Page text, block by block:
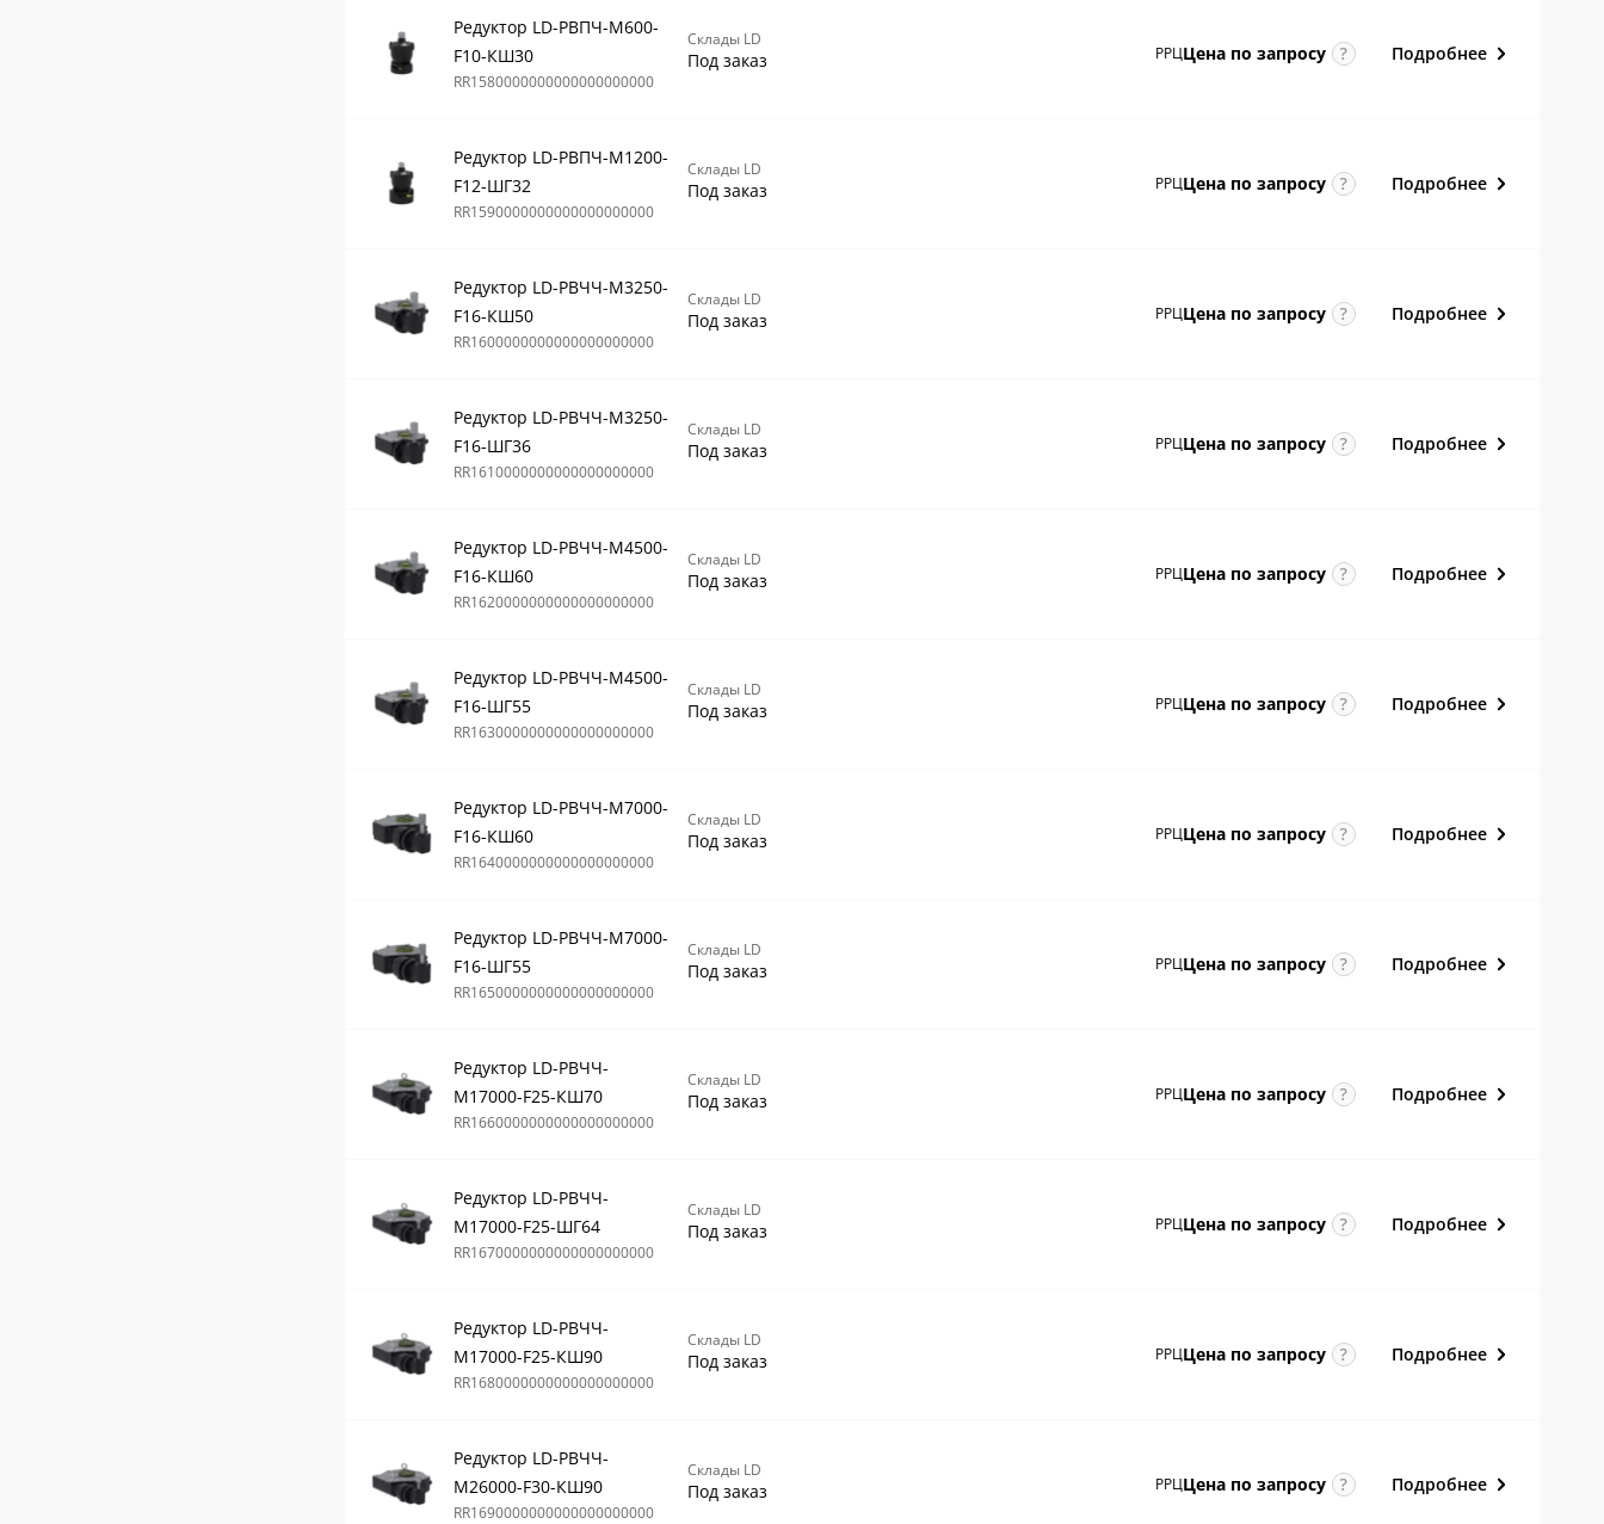
Редуктор LD-РВПЧ-М600-
F10-КШ30
RR1580000000000000000000
Склады LD
Под заказ РРЦЦена позапросу Подробнее
Редуктор LD-РВПЧ-М1200-
F12-ШГ32
RR1590000000000000000000
Склады LD
Под заказ РРЦЦена позапросу Подробнее
Редуктор LD-РВЧЧ-М3250-
F16-КШ50
RR1600000000000000000000
Склады LD
Под заказ РРЦЦена позапросу Подробнее
Редуктор LD-РВЧЧ-М3250-
F16-ШГ36
RR1610000000000000000000
Склады LD
Под заказ РРЦЦена позапросу Подробнее
Редуктор LD-РВЧЧ-М4500-
F16-КШ60
RR1620000000000000000000
Склады LD
Под заказ РРЦЦена позапросу Подробнее
Редуктор LD-РВЧЧ-М4500-
F16-ШГ55
RR1630000000000000000000
Склады LD
Под заказ РРЦЦена позапросу Подробнее
Редуктор LD-РВЧЧ-М7000-
F16-КШ60
RR1640000000000000000000
Склады LD
Под заказ РРЦЦена позапросу Подробнее
Редуктор LD-РВЧЧ-М7000-
F16-ШГ55
RR1650000000000000000000
Склады LD
Под заказ РРЦЦена позапросу Подробнее
Редуктор LD-РВЧЧ-
М17000-F25-КШ70
RR1660000000000000000000
Склады LD
Под заказ РРЦЦена позапросу Подробнее
Редуктор LD-РВЧЧ-
М17000-F25-ШГ64
RR1670000000000000000000
Склады LD
Под заказ РРЦЦена позапросу Подробнее
Редуктор LD-РВЧЧ-
М17000-F25-КШ90
RR1680000000000000000000
Склады LD
Под заказ РРЦЦена позапросу Подробнее
Редуктор LD-РВЧЧ-
М26000-F30-КШ90
RR1690000000000000000000
Склады LD
Под заказ РРЦЦена позапросу Подробнее